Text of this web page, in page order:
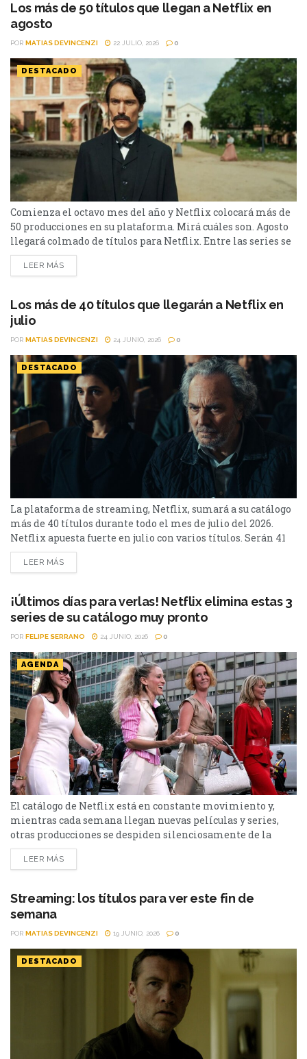
Los más de 50 títulos que llegan a Netflix en
agosto
POR MATIAS DEVINCENZI 22 JULIO, 2026 0
DESTACADO
Comienza el octavo mes del año y Netflix colocará más de
50 producciones en su plataforma. Mirá cuáles son. Agosto
llegará colmado de títulos para Netflix. Entre las series se
destacan: Moria y la segunda parte de Cien Años de
Soledad, además de Toda la verdad de mis mentiras. Como
de...
LEER MÁS
Los más de 40 títulos que llegarán a Netflix en
julio
POR MATIAS DEVINCENZI 24 JUNIO, 2026 0
DESTACADO
La plataforma de streaming, Netflix, sumará a su catálogo
más de 40 títulos durante todo el mes de julio del 2026.
Netflix apuesta fuerte en julio con varios títulos. Serán 41
en total, entre los que se destacan: La casa de la pradera,
Heartstopper Forever y Enola Holmes 3. La lista completa,
LEER MÁS
¡Últimos días para verlas! Netflix elimina estas 3
series de su catálogo muy pronto
POR FELIPE SERRANO 24 JUNIO, 2026 0
AGENDA
El catálogo de Netflix está en constante movimiento y,
mientras cada semana llegan nuevas películas y series,
otras producciones se despiden silenciosamente de la
plataforma. Esta vez, tres títulos muy diferentes entre sí
abandonarán el servicio en los próximos días: El bosque,
pendientes o pensabas volver a verlas,...
LEER MÁS
Streaming: los títulos para ver este fin de
semana
POR MATIAS DEVINCENZI 19 JUNIO, 2026 0
DESTACADO